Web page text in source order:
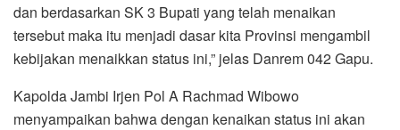
dan berdasarkan SK 3 Bupati yang telah menaikan
tersebut maka itu menjadi dasar kita Provinsi mengambil
kebijakan menaikkan status ini,” jelas Danrem 042 Gapu.
Kapolda Jambi Irjen Pol A Rachmad Wibowo
menyampaikan bahwa dengan kenaikan status ini akan